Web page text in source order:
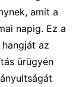
amit a
napig. Ez a
az
ürügyén